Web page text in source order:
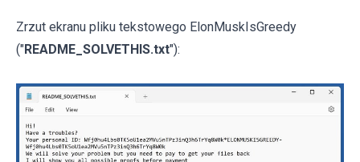
Zrzut ekranu pliku tekstowego ElonMuskIsGreedy
("README_SOLVETHIS.txt"):